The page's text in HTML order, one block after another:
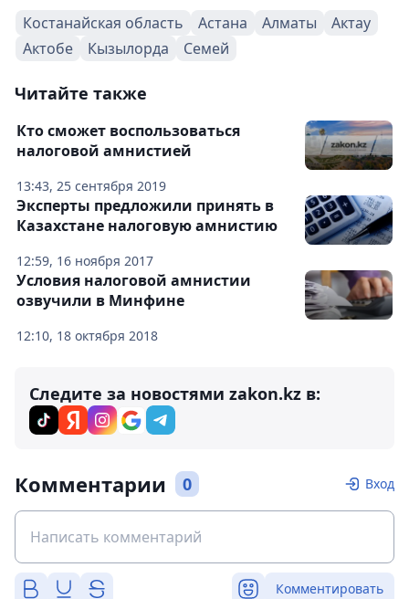
Костанайская область Астана Алматы
Актау
Актобе
Кызылорда Семей
Читайте также
13:43, 25 сентября 2019
Кто сможет воспользоваться
налоговой амнистией
12:59, 16 ноября 2017
Эксперты предложили принять в
Казахстане налоговую амнистию
12:10, 18 октября 2018
Условия налоговой амнистии
озвучили в Минфине
Следите за новостями zakon.kz в:
Комментарии 0 Вход
Комментировать